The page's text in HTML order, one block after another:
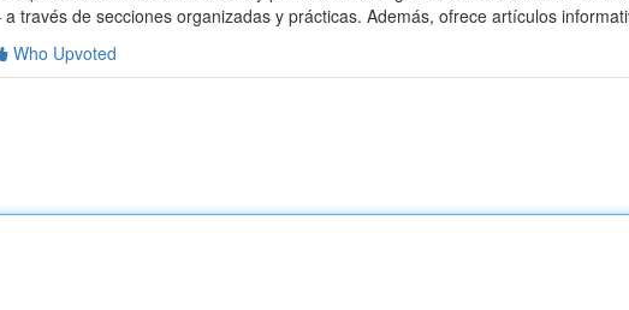
través de secciones organizadas y prácticas. Además, ofrece artículos
Who Upvoted